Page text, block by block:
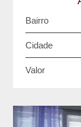
Bairro
Cidade
Valor